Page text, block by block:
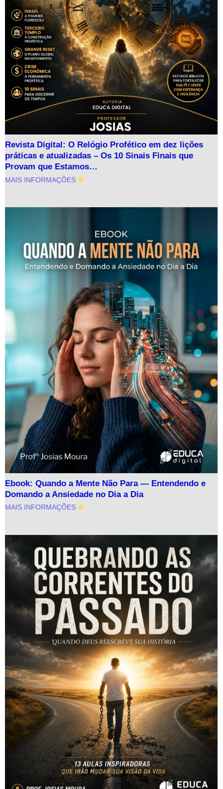
Revista Digital: O Relógio Profético em dez lições
práticas e atualizadas – Os 10 Sinais Finais que
Provam que Estamos…
MAIS INFORMAÇÕES
Ebook: Quando a Mente Não Para — Entendendo e
Domando a Ansiedade no Dia a Dia
MAIS INFORMAÇÕES